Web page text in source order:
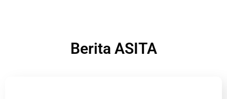
Berita ASITA